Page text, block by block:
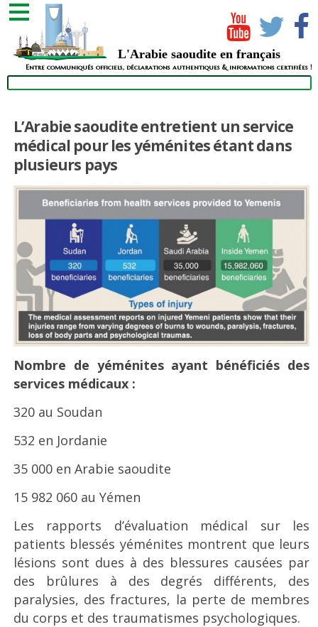
L'Arabie saoudite en français
Entre communiqués officiels, déclarations authentiques & informations certifiées !
L’Arabie saoudite entretient un service
médical pour les yéménites étant dans
plusieurs pays
Nombre de yéménites ayant bénéficiés des
services médicaux :
320 au Soudan
532 en Jordanie
35 000 en Arabie saoudite
15 982 060 au Yémen
Les rapports d’évaluation médical sur les
patients blessés yéménites montrent que leurs
lésions sont dues à des blessures causées par
des brûlures à des degrés différents, des
paralysies, des fractures, la perte de membres
du corps et des traumatismes psychologiques.